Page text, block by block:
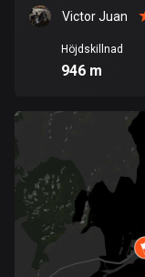
Belarus
141 rutter
Belgien
4912 rutter
Belize
17 rutter
Bhutan
3 rutter
Victor Juan
Höjdskillnad
946 m